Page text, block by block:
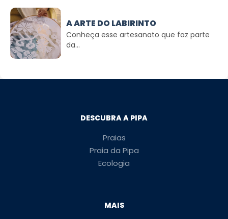
A ARTE DO LABIRINTO
Conheça esse artesanato que faz parte
da...
DESCUBRA A PIPA
Praias
Praia da Pipa
Ecologia
MAIS